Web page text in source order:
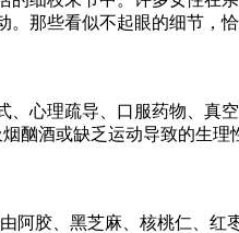
。那些看似不起眼的细节，
、心理疏导、口服药物、真
酗酒或缺乏运动导致的生
阿胶、黑芝麻、核桃仁、